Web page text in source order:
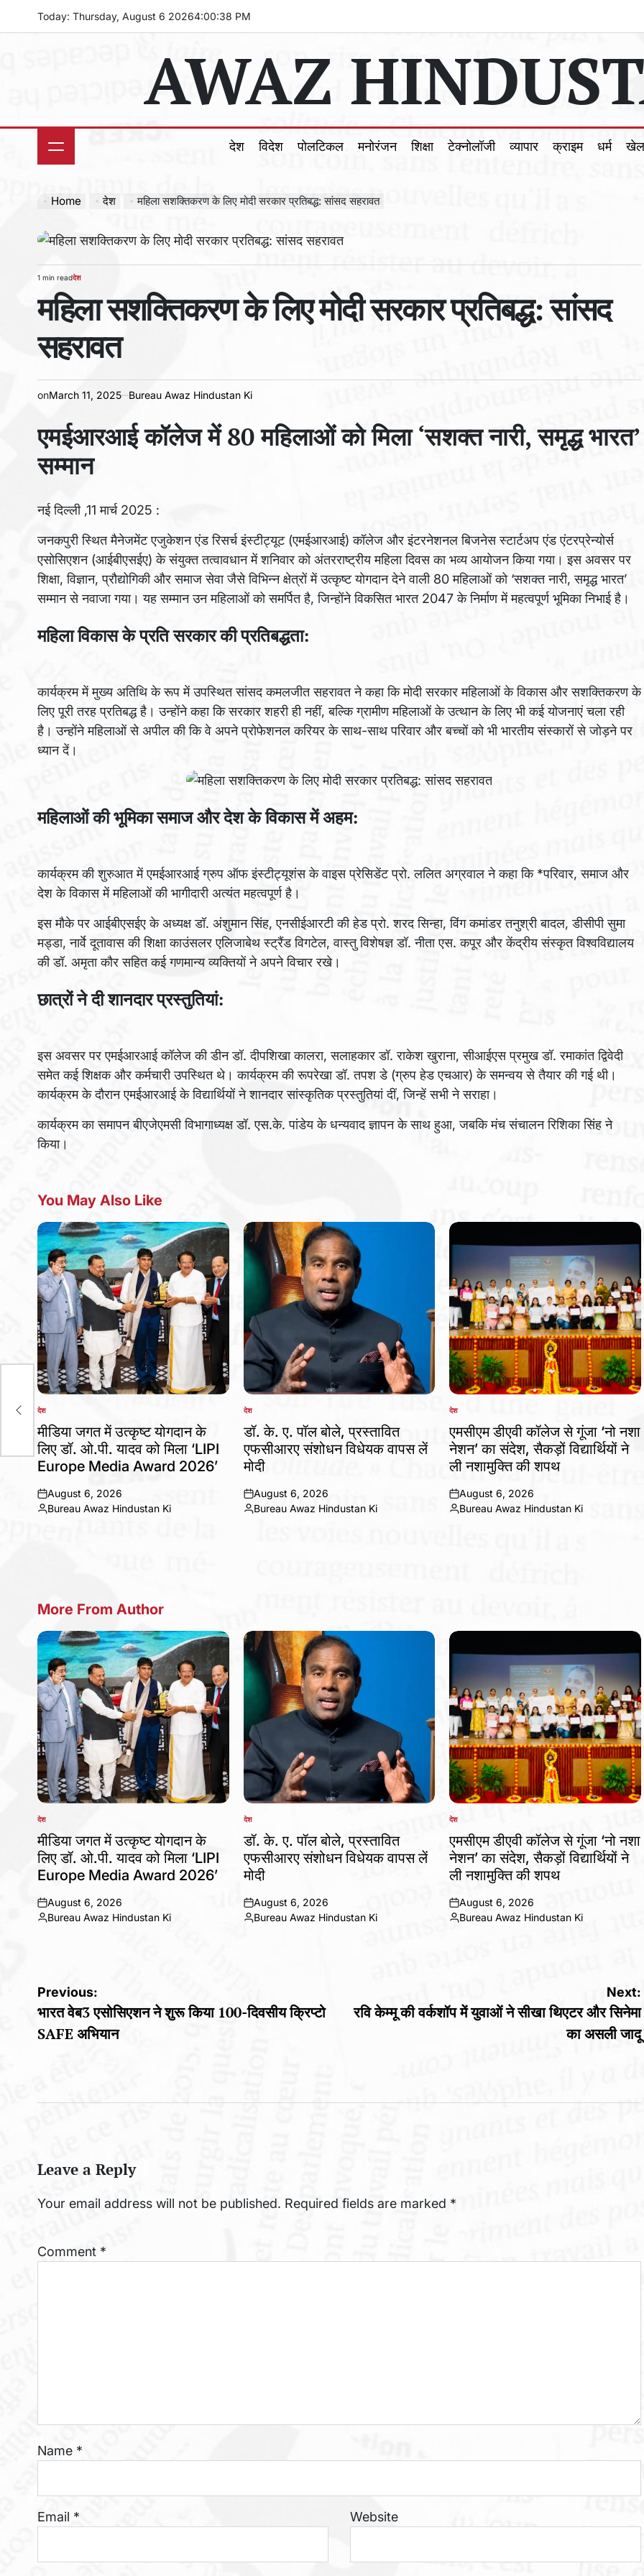
Today: Thursday, August 6 20264:00:39 PM
AWAZ
देश विदेश पोलटिकल मनोरंजन शिक्षा टेक्नोलॉजी व्यापार क्राइम धर्म खेल
Home देश महिला सशक्तिकरण के लिए मोदी सरकार प्रतिबद्ध: सांसद सहरावत
Estimated
time
1 min readPOSTED
देश
महिला सशक्तिकरण के लिए मोदी सरकार प्रतिबद्ध: सांसद
सहरावत
onMarch 11, 2025 Bureau Awaz Hindustan Ki
एमईआरआई कॉलेज में 80 महिलाओं को मिला ‘सशक्त नारी, समृद्ध भारत’
सम्मान
नई दिल्ली ,11 मार्च 2025 :
जनकपुरी स्थित मैनेजमेंट एजुकेशन एंड रिसर्च इंस्टीट्यूट (एमईआरआई) कॉलेज और इंटरनेशनल बिजनेस स्टार्टअप एंड एंटरप्रेन्योर्स
एसोसिएशन (आईबीएसईए) के संयुक्त तत्वावधान में शनिवार को अंतरराष्ट्रीय महिला दिवस का भव्य आयोजन किया गया। इस अवसर पर
शिक्षा, विज्ञान, प्रौद्योगिकी और समाज सेवा जैसे विभिन्न क्षेत्रों में उत्कृष्ट योगदान देने वाली 80 महिलाओं को ‘सशक्त नारी, समृद्ध भारत’
सम्मान से नवाजा गया। यह सम्मान उन महिलाओं को समर्पित है, जिन्होंने विकसित भारत 2047 के निर्माण में महत्वपूर्ण भूमिका निभाई है।
महिला विकास के प्रति सरकार की प्रतिबद्धता:
कार्यक्रम में मुख्य अतिथि के रूप में उपस्थित सांसद कमलजीत सहरावत ने कहा कि मोदी सरकार महिलाओं के विकास और सशक्तिकरण के
लिए पूरी तरह प्रतिबद्ध है। उन्होंने कहा कि सरकार शहरी ही नहीं, बल्कि ग्रामीण महिलाओं के उत्थान के लिए भी कई योजनाएं चला रही
है। उन्होंने महिलाओं से अपील की कि वे अपने प्रोफेशनल करियर के साथ-साथ परिवार और बच्चों को भी भारतीय संस्कारों से जोड़ने पर
ध्यान दें।
महिलाओं की भूमिका समाज और देश के विकास में अहम:
कार्यक्रम की शुरुआत में एमईआरआई ग्रुप ऑफ इंस्टीट्यूशंस के वाइस प्रेसिडेंट प्रो. ललित अग्रवाल ने कहा कि *परिवार, समाज और
देश के विकास में महिलाओं की भागीदारी अत्यंत महत्वपूर्ण है।
इस मौके पर आईबीएसईए के अध्यक्ष डॉ. अंशुमान सिंह, एनसीईआरटी की हेड प्रो. शरद सिन्हा, विंग कमांडर तनुश्री बादल, डीसीपी सुमा
मड्डा, नार्वे दूतावास की शिक्षा काउंसलर एलिजाबेथ स्ट्रैंड विगटेल, वास्तु विशेषज्ञ डॉ. नीता एस. कपूर और केंद्रीय संस्कृत विश्वविद्यालय
की डॉ. अमृता कौर सहित कई गणमान्य व्यक्तियों ने अपने विचार रखे।
छात्रों ने दी शानदार प्रस्तुतियां:
इस अवसर पर एमईआरआई कॉलेज की डीन डॉ. दीपशिखा कालरा, सलाहकार डॉ. राकेश खुराना, सीआईएस प्रमुख डॉ. रमाकांत द्विवेदी
समेत कई शिक्षक और कर्मचारी उपस्थित थे। कार्यक्रम की रूपरेखा डॉ. तपश डे (ग्रुप हेड एचआर) के समन्वय से तैयार की गई थी।
कार्यक्रम के दौरान एमईआरआई के विद्यार्थियों ने शानदार सांस्कृतिक प्रस्तुतियां दीं, जिन्हें सभी ने सराहा।
कार्यक्रम का समापन बीएजेएमसी विभागाध्यक्ष डॉ. एस.के. पांडेय के धन्यवाद ज्ञापन के साथ हुआ, जबकि मंच संचालन रिशिका सिंह ने
किया।
You May Also Like
POSTED
IN
देश
मीडिया जगत में उत्कृष्ट योगदान के
लिए डॉ. ओ.पी. यादव को मिला ‘LIPI
Europe Media Award 2026’
on
August 6, 2026
Posted
Bureau Awaz Hindustan Ki
POSTED
IN
देश
डॉ. के. ए. पॉल बोले, प्रस्तावित
एफसीआरए संशोधन विधेयक वापस लें
मोदी
on
August 6, 2026
Posted
Bureau Awaz Hindustan Ki
POSTED
IN
देश
एमसीएम डीएवी कॉलेज से गूंजा ‘नो नशा
नेशन’ का संदेश, सैकड़ों विद्यार्थियों ने
ली नशामुक्ति की शपथ
on
August 6, 2026
Posted
Bureau Awaz Hindustan Ki
More From Author
POSTED
IN
देश
मीडिया जगत में उत्कृष्ट योगदान के
लिए डॉ. ओ.पी. यादव को मिला ‘LIPI
Europe Media Award 2026’
on
August 6, 2026
Posted
Bureau Awaz Hindustan Ki
POSTED
IN
देश
डॉ. के. ए. पॉल बोले, प्रस्तावित
एफसीआरए संशोधन विधेयक वापस लें
मोदी
on
August 6, 2026
Posted
Bureau Awaz Hindustan Ki
POSTED
IN
देश
एमसीएम डीएवी कॉलेज से गूंजा ‘नो नशा
नेशन’ का संदेश, सैकड़ों विद्यार्थियों ने
ली नशामुक्ति की शपथ
on
August 6, 2026
Posted
Bureau Awaz Hindustan Ki
Post
navigation
Previous:
भारत वेब3 एसोसिएशन ने शुरू किया 100-दिवसीय क्रिप्टो
SAFE अभियान
Next:
रवि केम्मू की वर्कशॉप में युवाओं ने सीखा थिएटर और सिनेमा
का असली जादू
Leave a Reply
Your email address will not be published. Required fields are marked *
Comment *
Name *
Email * Website